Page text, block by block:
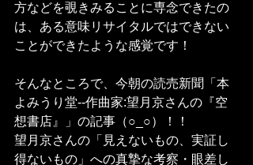
方などを覗きみることに専念できたの
は、ある意味リサイタルではできない
ことができたような感覚です！
そんなところで、今朝の読売新聞「本
よみうり堂--作曲家:望月京さんの『空
想書店』」の記事（○_○）！！
望月京さんの「見えないもの、実証し
得ないもの」への真摯な考察・眼差し